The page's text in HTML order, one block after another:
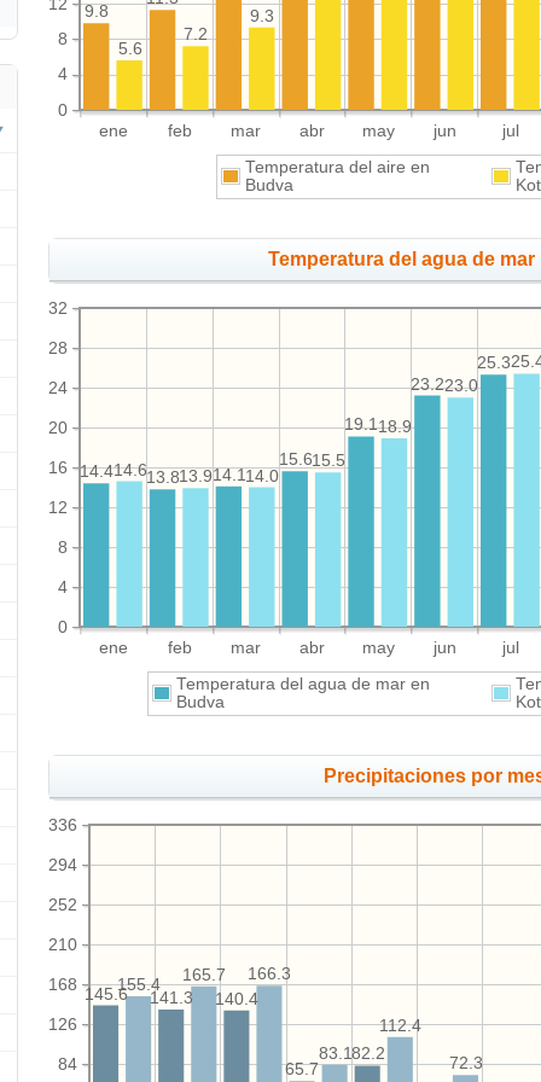
ene feb mar abr may jun jul
0
4
8
12 9.8
9.3
7.2
5.6
Temperatura del aire en
Budva
Temperatura del agua de mar
ene feb mar abr may jun jul
0
4
8
12
16
20
24
28
32
25.3
23.2
19.1
15.6
14.1
13.8
14.4
23.0
18.9
15.5
14.0
13.9
14.6
Temperatura del agua de mar en
Budva
Precipitaciones por
84
126
168
210
252
294
336
82.2
65.7
140.4
141.3
145.6
72.3
112.4
83.1
166.3
165.7
155.4